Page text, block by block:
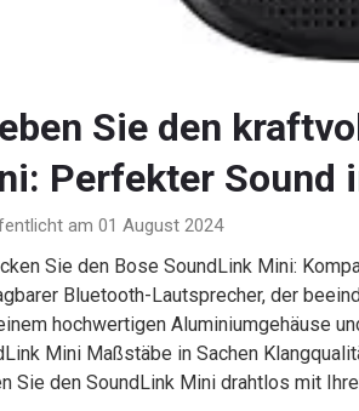
Sie den
Perfekter Sound
am 01 August 2024
Sie den Bose SoundLink Mini:
Bluetooth-Lautsprecher, der
hochwertigen Aluminiumgehäuse
Mini Maßstäbe in Sachen
Sie den SoundLink Mini drahtlos mit